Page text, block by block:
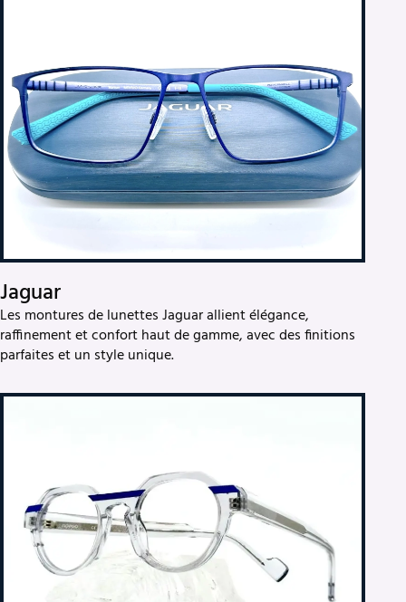
Jaguar
Les montures de lunettes Jaguar allient élégance,
raffinement et confort haut de gamme, avec des finitions
parfaites et un style unique.